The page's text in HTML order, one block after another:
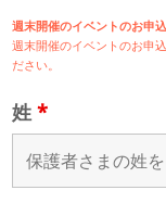
週末開催のイベントのお申
週末開催のイベントのお申
ださい。
姓 *